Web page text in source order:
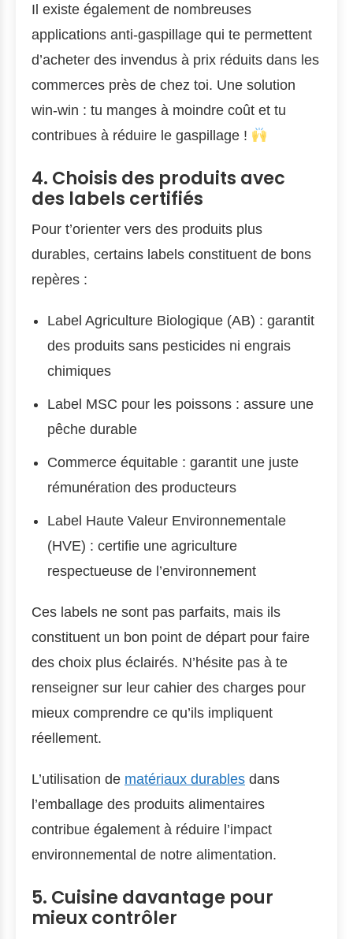
Il existe également de nombreuses
applications anti-gaspillage qui te permettent
d’acheter des invendus à prix réduits dans les
commerces près de chez toi. Une solution
win-win : tu manges à moindre coût et tu
contribues à réduire le gaspillage !
4. Choisis des produits avec
des labels certifiés
Pour t’orienter vers des produits plus
durables, certains labels constituent de bons
repères :
Label Agriculture Biologique (AB) : garantit
des produits sans pesticides ni engrais
chimiques
Label MSC pour les poissons : assure une
pêche durable
Commerce équitable : garantit une juste
rémunération des producteurs
Label Haute Valeur Environnementale
(HVE) : certifie une agriculture
respectueuse de l’environnement
Ces labels ne sont pas parfaits, mais ils
constituent un bon point de départ pour faire
des choix plus éclairés. N’hésite pas à te
renseigner sur leur cahier des charges pour
mieux comprendre ce qu’ils impliquent
réellement.
L’utilisation de matériaux durables dans
l’emballage des produits alimentaires
contribue également à réduire l’impact
environnemental de notre alimentation.
5. Cuisine davantage pour
mieux contrôler